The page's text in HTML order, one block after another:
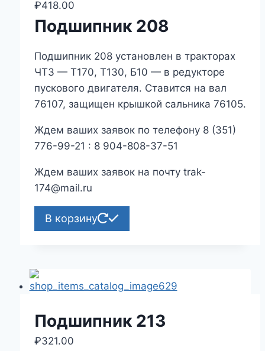
₽418.00
Подшипник 208
Подшипник 208 установлен в тракторах
ЧТЗ — Т170, Т130, Б10 — в редукторе
пускового двигателя. Ставится на вал
76107, защищен крышкой сальника 76105.
Ждем ваших заявок по телефону 8 (351)
776-99-21 : 8 904-808-37-51
Ждем ваших заявок на почту trak-
174@mail.ru
В корзину
Подшипник 213
₽321.00